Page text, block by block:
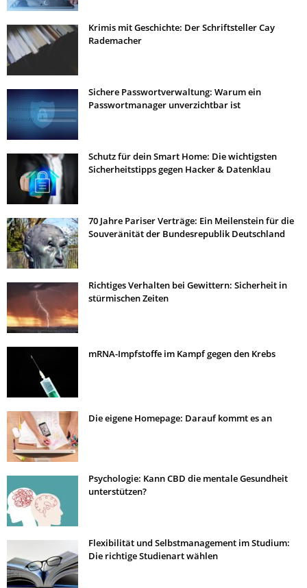
Krimis mit Geschichte: Der Schriftsteller Cay
Rademacher
Sichere Passwortverwaltung: Warum ein
Passwortmanager unverzichtbar ist
Schutz für dein Smart Home: Die wichtigsten
Sicherheitstipps gegen Hacker & Datenklau
70 Jahre Pariser Verträge: Ein Meilenstein für die
Souveränität der Bundesrepublik Deutschland
Richtiges Verhalten bei Gewittern: Sicherheit in
stürmischen Zeiten
mRNA-Impfstoffe im Kampf gegen den Krebs
Die eigene Homepage: Darauf kommt es an
Psychologie: Kann CBD die mentale Gesundheit
unterstützen?
Flexibilität und Selbstmanagement im Studium:
Die richtige Studienart wählen